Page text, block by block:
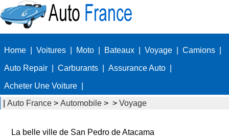
Home Voitures Moto Bateaux Voyage Camions
Auto Repair Carburants Assurance Auto
Acheter Une Voiture
Auto France > Automobile > > Voyage
La belle ville de San Pedro de Atacama